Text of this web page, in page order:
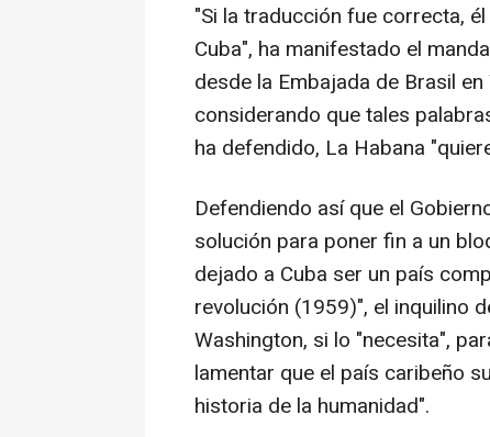
"Si la traducción fue correcta,
Cuba", ha manifestado el
desde la Embajada de Brasil
considerando que tales
ha defendido, La Habana
Defendiendo así que el
solución para poner fin a un
dejado a Cuba ser un país
revolución (1959)", el inquilino
Washington, si lo "necesita",
lamentar que el país caribeño
historia de la humanidad".